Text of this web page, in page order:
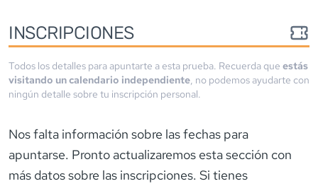
INSCRIPCIONES
Todos los detalles para apuntarte a esta prueba. Recuerda que estás
visitando un calendario independiente, no podemos ayudarte con
ningún detalle sobre tu inscripción personal.
Nos falta información sobre las fechas para
apuntarse. Pronto actualizaremos esta sección con
más datos sobre las inscripciones. Si tienes